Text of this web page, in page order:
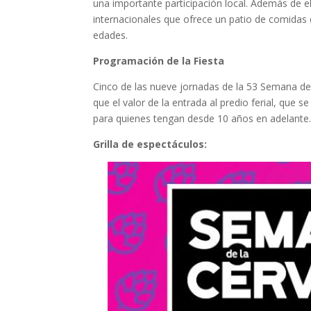
una importante participación local. Además de
internacionales que ofrece un patio de
edades.
Programación de la Fiesta
Cinco de las nueve jornadas de la 53 Semana
que el valor de la entrada al predio ferial, que
para quienes tengan desde 10 años en adelante.
Grilla de espectáculos: